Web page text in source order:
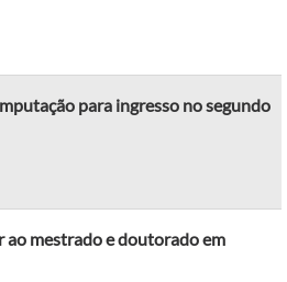
para ingresso no segundo
ao mestrado e doutorado em